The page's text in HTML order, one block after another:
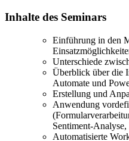
Inhalte des Seminars
Einführung in den
Unterschiede
Überblick über die
Automate und
Erstellung und
Anwendung
Sentiment-Analyse,
Automatisierte